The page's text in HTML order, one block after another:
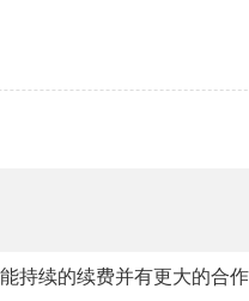
持续的续费并有更大的合